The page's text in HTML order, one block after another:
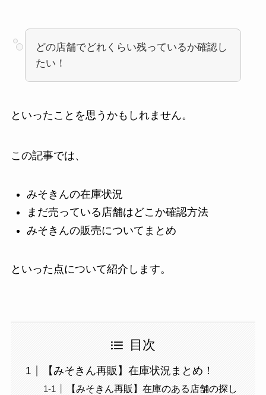
どの店舗でどれくらい残っているか確認し
たい！
といったことを思うかもしれません。
この記事では、
みそきんの在庫状況
まだ売っている店舗はどこか確認方法
みそきんの販売についてまとめ
といった点について紹介します。
目次
【みそきん再販】在庫状況まとめ！
【みそきん再販】在庫のある店舗の探し